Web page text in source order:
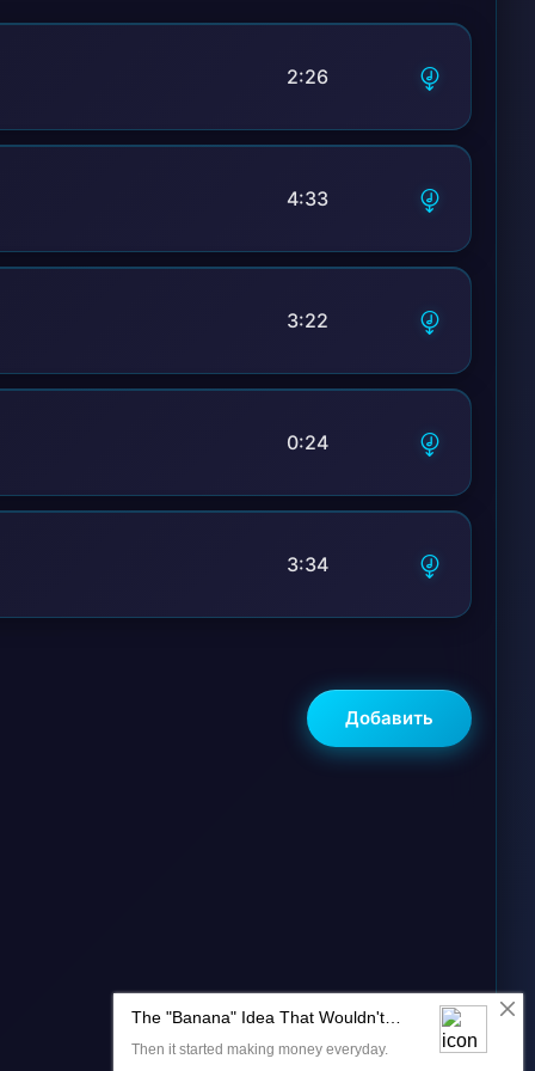
2:26
4:33
3:22
0:24
3:34
Добавить